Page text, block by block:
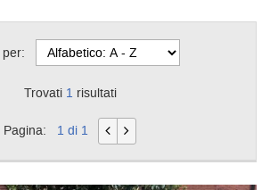
Trovati 1 risultati
Pagina: 1 di 1